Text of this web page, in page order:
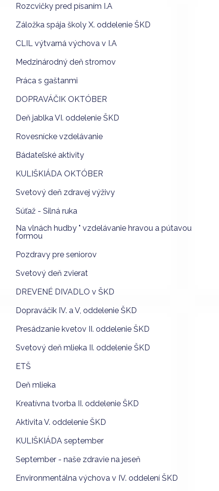
Rozcvičky pred písaním I.A
Záložka spája školy X. oddelenie ŠKD
CLIL výtvarná výchova v I.A
Medzinárodný deň stromov
Práca s gaštanmi
DOPRAVÁČIK OKTÓBER
Deň jablka VI. oddelenie ŠKD
Rovesnícke vzdelávanie
Bádateľské aktivity
KULIŠKIÁDA OKTÓBER
Svetový deň zdravej výživy
Súťaž - Silná ruka
Na vlnách hudby " vzdelávanie hravou a pútavou
formou
Pozdravy pre seniorov
Svetový deň zvierat
DREVENÉ DIVADLO v ŠKD
Dopraváčik IV. a V, oddelenie ŠKD
Presádzanie kvetov II. oddelenie ŠKD
Svetový deň mlieka II. oddelenie ŠKD
ETŠ
Deň mlieka
Kreatívna tvorba II. oddelenie ŠKD
Aktivita V. oddelenie ŠKD
KULIŠKIÁDA september
September - naše zdravie na jeseň
Environmentálna výchova v IV. oddelení ŠKD